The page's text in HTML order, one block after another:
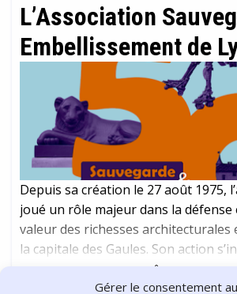
Gérer le consentement
L’Association
Embellissement de
Depuis sa création le 27 août 1975,
joué un rôle majeur dans la défense
valeur des richesses architecturales
la capitale des Gaules. Son action
réseau plus large d’associations et
engagées dans la préservation du